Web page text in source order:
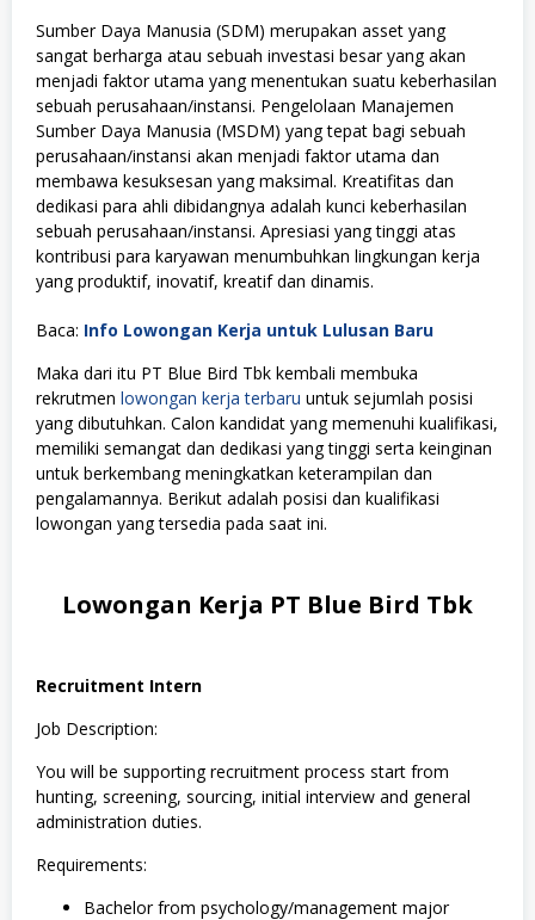
Sumber Daya Manusia (SDM) merupakan asset yang
sangat berharga atau sebuah investasi besar yang akan
menjadi faktor utama yang menentukan suatu keberhasilan
sebuah perusahaan/instansi. Pengelolaan Manajemen
Sumber Daya Manusia (MSDM) yang tepat bagi sebuah
perusahaan/instansi akan menjadi faktor utama dan
membawa kesuksesan yang maksimal. Kreatifitas dan
dedikasi para ahli dibidangnya adalah kunci keberhasilan
sebuah perusahaan/instansi. Apresiasi yang tinggi atas
kontribusi para karyawan menumbuhkan lingkungan kerja
yang produktif, inovatif, kreatif dan dinamis.
Baca: Info Lowongan Kerja untuk Lulusan Baru
Maka dari itu PT Blue Bird Tbk kembali membuka
rekrutmen lowongan kerja terbaru untuk sejumlah posisi
yang dibutuhkan. Calon kandidat yang memenuhi kualifikasi,
memiliki semangat dan dedikasi yang tinggi serta keinginan
untuk berkembang meningkatkan keterampilan dan
pengalamannya. Berikut adalah posisi dan kualifikasi
lowongan yang tersedia pada saat ini.
Lowongan Kerja PT Blue Bird Tbk
Recruitment Intern
Job Description:
You will be supporting recruitment process start from
hunting, screening, sourcing, initial interview and general
administration duties.
Requirements:
Bachelor from psychology/management major